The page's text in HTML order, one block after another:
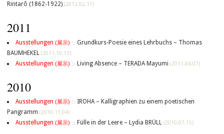
Rintarô (1862-1922) (2012.02.17)
2011
Ausstellungen (展示) ◇ Grundkurs-Poesie eines Lehrbuchs – Thomas
BAUMHEKEL
(2011.10.13)
Ausstellungen (展示) ◇ Living Absence – TERADA Mayumi (2011.04.07)
2010
Ausstellungen (展示) ◇ IROHA – Kalligraphien zu einem poetischen
Pangramm (2010.11.04)
Ausstellungen (展示) ◇ Fülle in der Leere – Lydia BRÜLL (2010.07.15)